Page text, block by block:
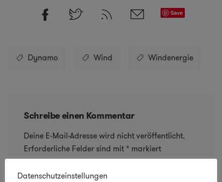
Save
Dynamo Wind Windenergie
Schreibe einen Kommentar
Deine E-Mail-Adresse wird nicht veröffentlicht.
Erforderliche Felder sind mit * markiert
Kommentar*
Datenschutzeinstellungen